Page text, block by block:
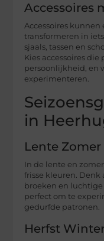
Accessoires
Accessoires
transformeren in
sjaals, tassen en
Kies accessoires die
persoonlijkheid, en
experimenteren.
in
Lente Zomer
In de lente en
frisse kleuren.
broeken en luchtige
perfect om te
gedurfde patronen.
Herfst